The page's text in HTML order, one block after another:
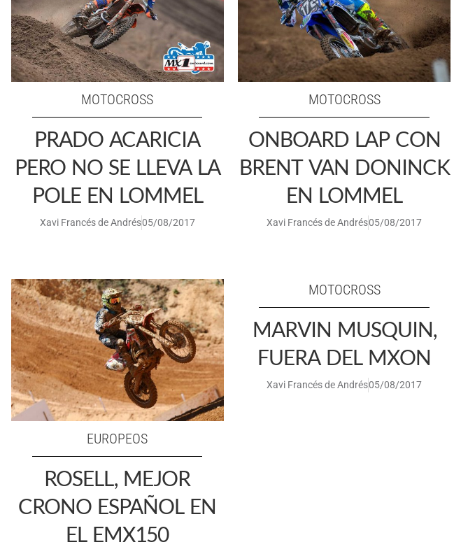
MOTOCROSS
PRADO ACARICIA
PERO NO SE LLEVA LA
POLE EN LOMMEL
Xavi Francés de Andrés05/08/2017
MOTOCROSS
ONBOARD LAP CON
BRENT VAN DONINCK
EN LOMMEL
Xavi Francés de Andrés05/08/2017
EUROPEOS
ROSELL, MEJOR
CRONO ESPAÑOL EN
EL EMX150
MOTOCROSS
MARVIN MUSQUIN,
FUERA DEL MXON
Xavi Francés de Andrés05/08/2017